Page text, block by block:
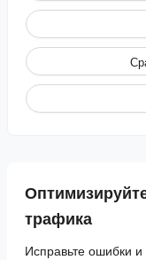
трафика
Исправьте ошибки